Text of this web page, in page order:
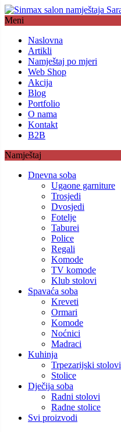
Meni
Naslovna
Artikli
Namještaj po mjeri
Web Shop
Akcija
Blog
Portfolio
O nama
Kontakt
B2B
Namještaj
Dnevna soba
Ugaone garniture
Trosjedi
Dvosjedi
Fotelje
Taburei
Police
Regali
Komode
TV komode
Klub stolovi
Spavaća soba
Kreveti
Ormari
Komode
Noćnici
Madraci
Kuhinja
Trpezarijski stolovi
Stolice
Dječija soba
Radni stolovi
Radne stolice
Svi proizvodi